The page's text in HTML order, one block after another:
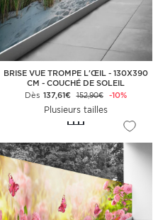
BRISE VUE TROMPE L'ŒIL - 130X390
CM - COUCHÉ DE SOLEIL
Dès 137,61€ 152,90€ -10%
Plusieurs tailles